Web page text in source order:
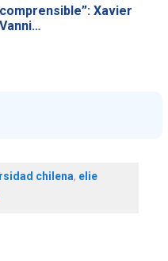
comprensible”: Xavier
Vanni…
chilena, elie